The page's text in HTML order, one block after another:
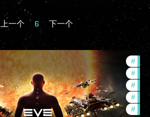
上一个 6 下一个
#
#
#
#
#